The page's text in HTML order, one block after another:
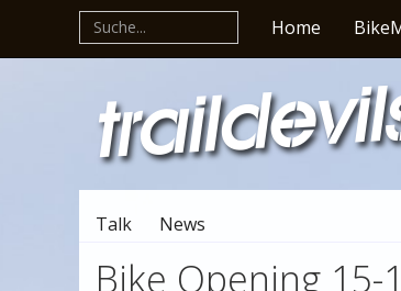
Home
Talk News
Bike Opening 15-